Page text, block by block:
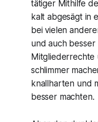
tätiger Mithilfe
kalt abgesägt in
bei vielen
und auch
Mitgliederrechte
schlimmer
knallharten und
besser machten.